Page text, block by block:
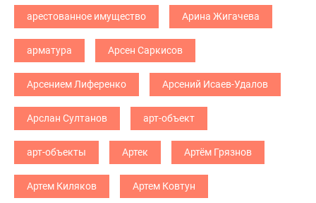
арестованное имущество Арина Жигачева
арматура Арсен Саркисов
Арсением Лиференко Арсений Исаев-Удалов
Арслан Султанов арт-объект
арт-объекты Артек Артём Грязнов
Артем Киляков Артем Ковтун